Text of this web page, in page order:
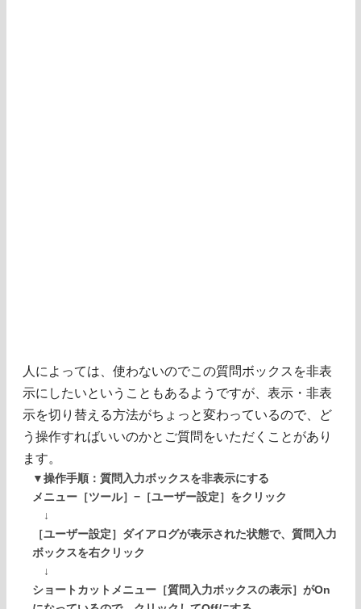
人によっては、使わないのでこの質問ボックスを非表
示にしたいということもあるようですが、表示・非表
示を切り替える方法がちょっと変わっているので、ど
う操作すればいいのかとご質問をいただくことがあり
ます。
▼操作手順：質問入力ボックスを非表示にする
メニュー［ツール］−［ユーザー設定］をクリック
↓
［ユーザー設定］ダイアログが表示された状態で、質問入力
ボックスを右クリック
↓
ショートカットメニュー［質問入力ボックスの表示］がOn